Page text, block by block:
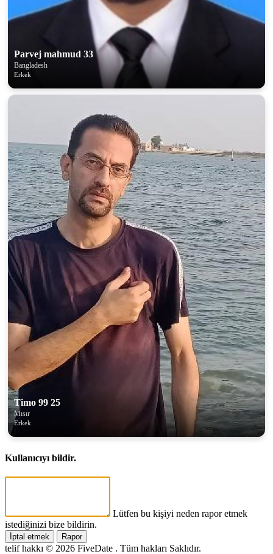
Parvej mahmud 33
Bangladesh
Erkek
Timo 99 25
Mısır
Erkek
Kullanıcıyı bildir.
Lütfen bu kişiyi neden rapor etmek
istediğinizi bize bildirin.
İptal etmek Rapor
telif hakkı © 2026 FiveDate . Tüm hakları Saklıdır.